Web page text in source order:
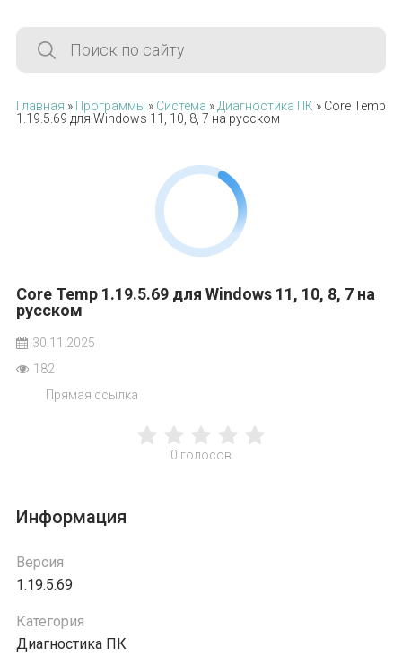
Главная » Программы » Система » Диагностика ПК » Core Temp
1.19.5.69 для Windows 11, 10, 8, 7 на русском
Core Temp 1.19.5.69 для Windows 11, 10, 8, 7 на
русском
30.11.2025
182
Прямая ссылка
0 голосов
Информация
Версия
1.19.5.69
Категория
Диагностика ПК